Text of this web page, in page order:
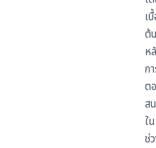
เ
ต้น
ห
ก
ต
ส
ใน
ช่